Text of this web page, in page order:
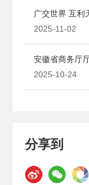
广交世界 ​互利
2025-11-02
安徽省商务厅
限公司调研指导
2025-10-24
分享到